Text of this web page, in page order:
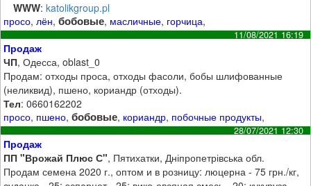
WWW:katolikgroup.pl
просо,лён,бобовые, масличные, горчица,
11/08/2021 16:19
Продаж
ЧП, Одесса, oblast_0
Продам: отходы проса, отходы фасоли, бобы шлифованные
(неликвид), пшено, кориандр (отходы).
Тел: 0660162202
просо, пшено,бобовые, кориандр, побочные продукты,
28/07/2021 12:30
Продаж
ПП "Врожай Плюс С", Пятихатки, Дніпропетрівська обл.
Продам семена 2020 г., оптом и в розницу: люцерна - 75 грн./кг,